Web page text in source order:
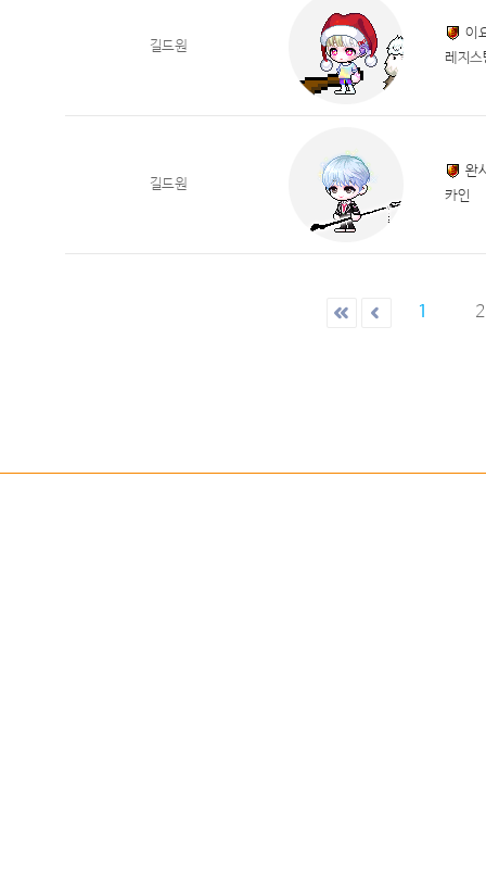
길드원
이
레지스
길드원
완
카인
1 2